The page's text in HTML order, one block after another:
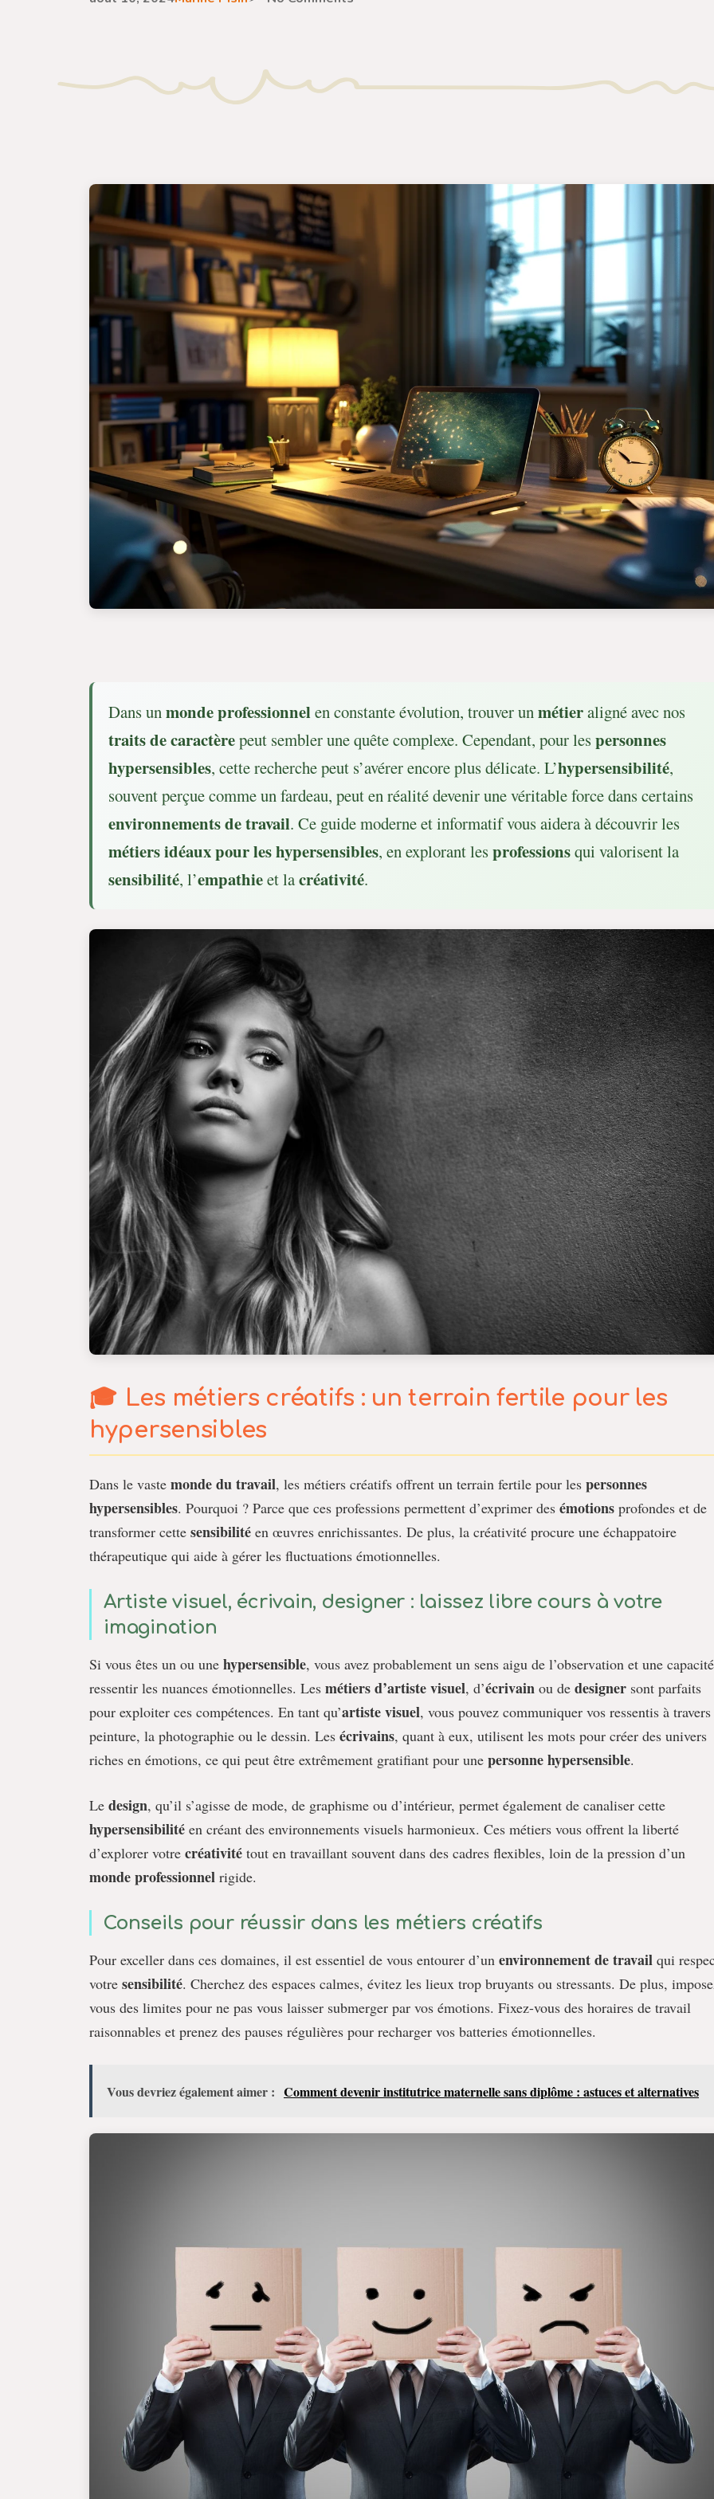
Dans unmonde professionnelen constante évolution, trouver unmétieraligné avec nos
traits de caractèrepeut sembler une quête complexe. Cependant, pour lespersonnes
hypersensibles, cette recherche peut s’avérer encore plus délicate. L’hypersensibilité,
souvent perçue comme un fardeau, peut en réalité devenir une véritable force dans certains
environnements de travail. Ce guide moderne et informatif vous aidera à découvrir les
métiers idéaux pour les hypersensibles, en explorant lesprofessionsqui valorisent la
sensibilité, l’empathieet lacréativité.
Les métiers créatifs : un terrain fertile pour les
hypersensibles
Dans le vaste monde du travail, les métiers créatifs offrent un terrain fertile pour les personnes
hypersensibles. Pourquoi ? Parce que ces professions permettent d’exprimer des émotions profondes et de
transformer cette sensibilité en œuvres enrichissantes. De plus, la créativité procure une échappatoire
thérapeutique qui aide à gérer les fluctuations émotionnelles.
Artiste visuel, écrivain, designer : laissez libre cours à votre
imagination
Si vous êtes un ou une hypersensible, vous avez probablement un sens aigu de l’observation et une
ressentir les nuances émotionnelles. Les métiers d’artiste visuel, d’écrivain ou de designer sont parfaits
pour exploiter ces compétences. En tant qu’artiste visuel, vous pouvez communiquer vos ressentis à
peinture, la photographie ou le dessin. Les écrivains, quant à eux, utilisent les mots pour créer des univers
riches en émotions, ce qui peut être extrêmement gratifiant pour une personne hypersensible.
Le design, qu’il s’agisse de mode, de graphisme ou d’intérieur, permet également de canaliser cette
hypersensibilité en créant des environnements visuels harmonieux. Ces métiers vous offrent la liberté
d’explorer votre créativité tout en travaillant souvent dans des cadres flexibles, loin de la pression d’un
monde professionnel rigide.
Conseils pour réussir dans les métiers créatifs
Pour exceller dans ces domaines, il est essentiel de vous entourer d’un environnement de travail qui
votre sensibilité. Cherchez des espaces calmes, évitez les lieux trop bruyants ou stressants. De plus,
vous des limites pour ne pas vous laisser submerger par vos émotions. Fixez-vous des horaires de travail
raisonnables et prenez des pauses régulières pour recharger vos batteries émotionnelles.
Vous devriez également aimer : Comment devenir institutrice maternelle sans diplôme : astuces et alternatives